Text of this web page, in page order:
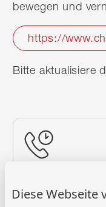
Diese Webseite
bewegen und
https://
Bitte aktualisiere